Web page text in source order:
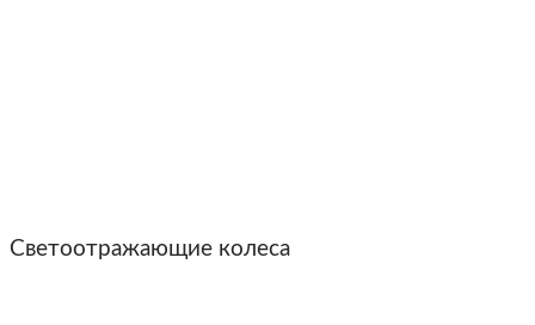
Светоотражающие колеса